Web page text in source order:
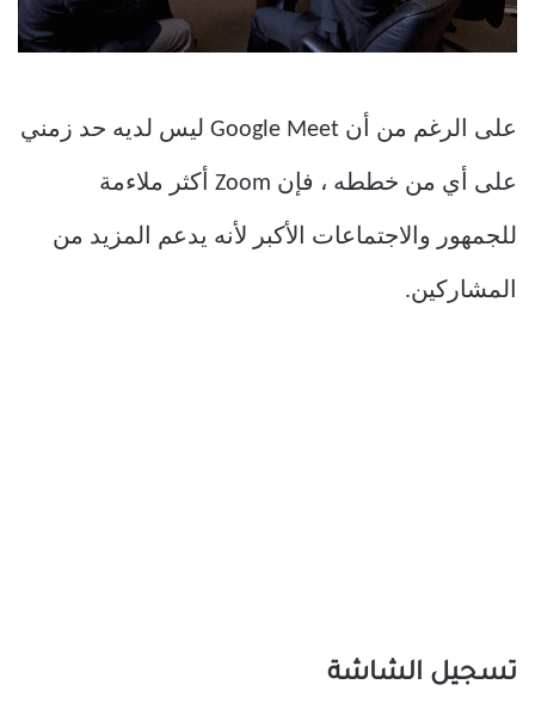
على الرغم من أن Google Meet ليس لديه حد زمني
على أي من خططه ، فإن Zoom أكثر ملاءمة
للجمهور والاجتماعات الأكبر لأنه يدعم المزيد من
المشاركين.
تسجيل الشاشة